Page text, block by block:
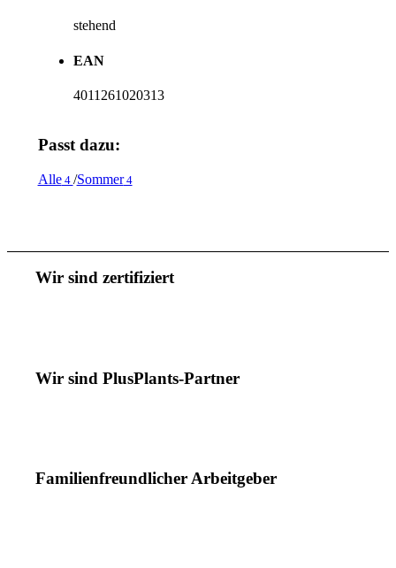
stehend
EAN
4011261020313
Passt dazu:
Alle4 /Sommer4
Wir sind zertifiziert
Wir sind PlusPlants-Partner
Familienfreundlicher Arbeitgeber